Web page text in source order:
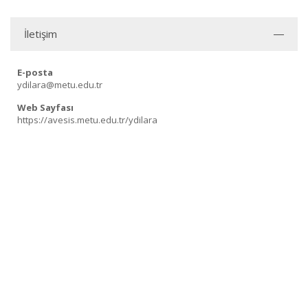
İletişim
E-posta
ydilara@metu.edu.tr
Web Sayfası
https://avesis.metu.edu.tr/ydilara